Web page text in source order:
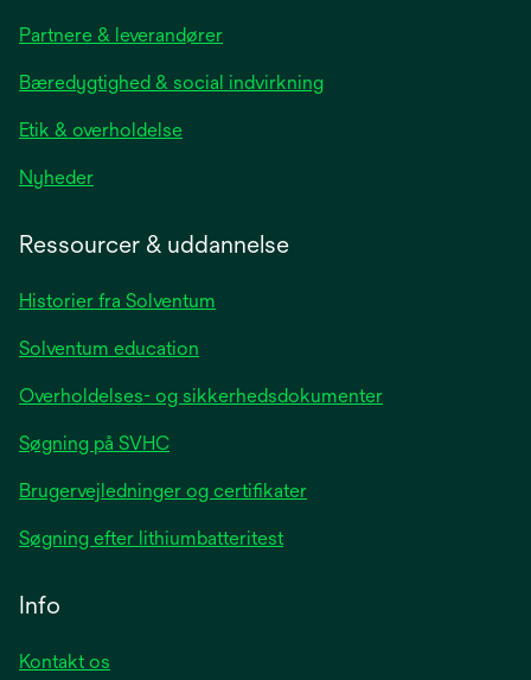
a
new
Partnere & leverandører
Bæredygtighed & social indvirkning
Etik & overholdelse
Nyhederopens
tab
Ressourcer & uddannelse
Historier fra Solventum
Solventum education
Overholdelses- og sikkerhedsdokumenter
Søgning på SVHC
Brugervejledninger og certifikater
Søgning efter lithiumbatteritest
Info
Kontakt os